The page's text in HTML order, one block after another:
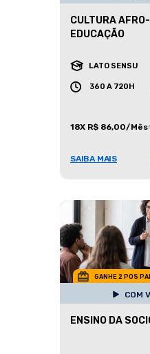
CULTURA
EDUCAÇÃO
LATO SENSU
360 A 720H
18X R$ 86,00/Mês
SAIBA MAIS
GANHE 2 POS
COM
ENSINO DA